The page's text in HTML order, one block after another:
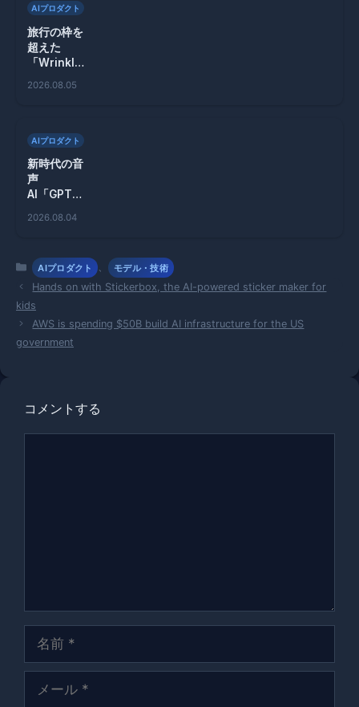
AIプロダクト
旅行の枠を
超えた
「Wrinkle
2026.08.05
AIプロダクト
新時代の音
声
AI「GPT-
現するリア
話の未来
2026.08.04
カ
テ
ゴ
リ
ー
AIプロダクト 、 モデル・技術
Hands on with Stickerbox, the AI-powered sticker maker for
kids
AWS is spending $50B build AI infrastructure for the US
government
コメントする